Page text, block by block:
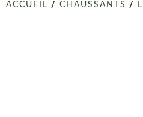
ACCUEIL / CHAUSSANTS /